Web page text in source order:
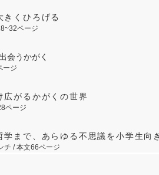
くひろげる
ページ
会うかがく
ージ
がるかがくの世界
ページ
まで、あらゆる不思議を小学生向
チ / 本文66ページ